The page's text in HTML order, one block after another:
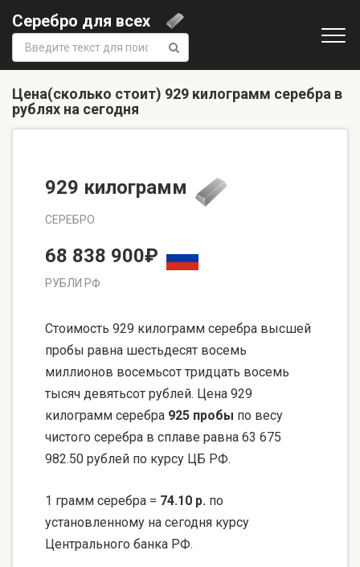
Серебро для всех
Поиск:
Цена(сколько стоит) 929 килограмм серебра в
рублях на сегодня
929 килограмм
СЕРЕБРО
68 838 900₽
РУБЛИ РФ
Стоимость 929 килограмм серебра высшей
пробы равна шестьдесят восемь
миллионов восемьсот тридцать восемь
тысяч девятьсот рублей. Цена 929
килограмм серебра 925 пробы по весу
чистого серебра в сплаве равна 63 675
982.50 рублей по курсу ЦБ РФ.
1 грамм серебра = 74.10 р. по
установленному на сегодня курсу
Центрального банка РФ.